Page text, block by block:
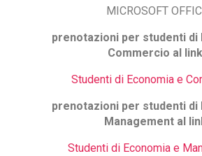
MICROSOFT
prenotazioni per studenti di
Commercio al
Studenti di Economia e
prenotazioni per studenti di
Management al
Studenti di Economia e